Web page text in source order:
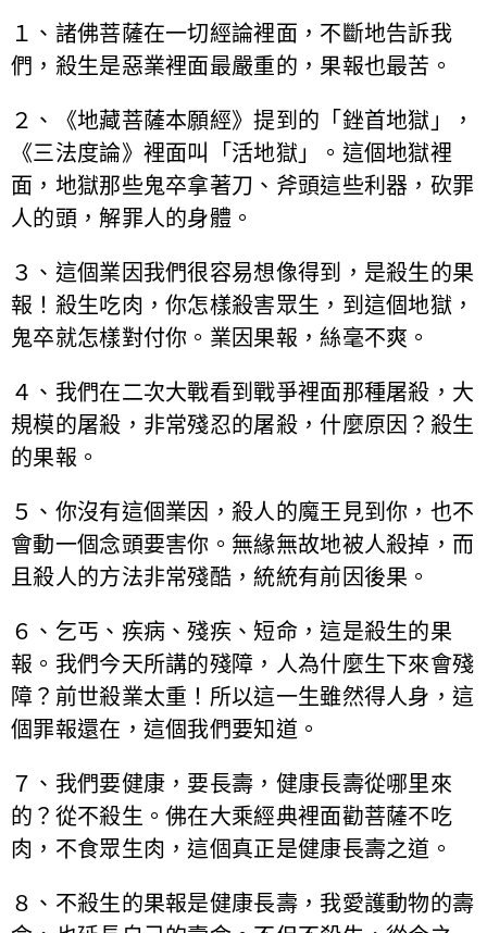
１、諸佛菩薩在一切經論裡面，不斷地告訴我
們，殺生是惡業裡面最嚴重的，果報也最苦。
２、《地藏菩薩本願經》提到的「銼首地獄」，
《三法度論》裡面叫「活地獄」。這個地獄裡
面，地獄那些鬼卒拿著刀、斧頭這些利器，砍罪
人的頭，解罪人的身體。
３、這個業因我們很容易想像得到，是殺生的果
報！殺生吃肉，你怎樣殺害眾生，到這個地獄，
鬼卒就怎樣對付你。業因果報，絲毫不爽。
４、我們在二次大戰看到戰爭裡面那種屠殺，大
規模的屠殺，非常殘忍的屠殺，什麼原因？殺生
的果報。
５、你沒有這個業因，殺人的魔王見到你，也不
會動一個念頭要害你。無緣無故地被人殺掉，而
且殺人的方法非常殘酷，統統有前因後果。
６、乞丐、疾病、殘疾、短命，這是殺生的果
報。我們今天所講的殘障，人為什麼生下來會殘
障？前世殺業太重！所以這一生雖然得人身，這
個罪報還在，這個我們要知道。
７、我們要健康，要長壽，健康長壽從哪里來
的？從不殺生。佛在大乘經典裡面勸菩薩不吃
肉，不食眾生肉，這個真正是健康長壽之道。
８、不殺生的果報是健康長壽，我愛護動物的壽